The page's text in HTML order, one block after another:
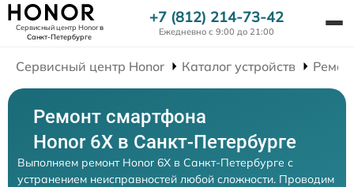
Сервисный центр Honorв
Санкт-Петербурге
+7 (812) 214-73-42
Ежедневно с 9:00 до 21:00
Сервисный центр Honor Каталог устройств
Ремонт смартфона
Honor 6X в Санкт-Петербурге
Выполняем ремонт Honor 6X в Санкт-Петербурге с
устранением неисправностей любой сложности. Проводим